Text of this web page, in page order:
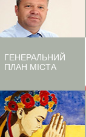
ГЕНЕРАЛЬНИЙ
ПЛАН МІСТА